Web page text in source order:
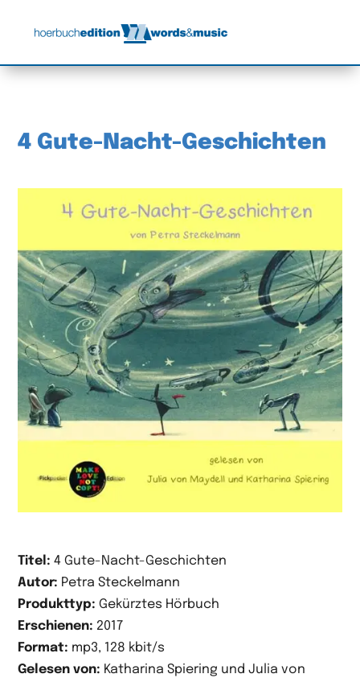
4 Gute-Nacht-Geschichten
Titel: 4 Gute-Nacht-Geschichten
Autor: Petra Steckelmann
Produkttyp: Gekürztes Hörbuch
Erschienen: 2017
Format: mp3, 128 kbit/s
Gelesen von: Katharina Spiering und Julia von